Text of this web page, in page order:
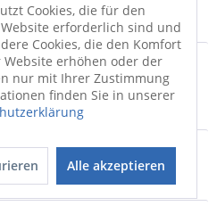
Edelstahl · Tischplatte:
Cookies, die für den
erforderlich sind und
Cookies, die den Komfort
erhöhen oder der
nur mit Ihrer Zustimmung
finden Sie in unserer
Alle akzeptieren